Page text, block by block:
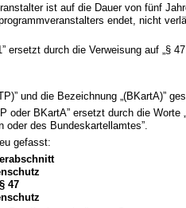
ist auf die Dauer von fünf
endet, nicht
ersetzt durch die Verweisung auf „§
und die Bezeichnung „(BKartA)”
oder BKartA” ersetzt durch die Worte
oder des Bundeskartellamtes”.
gefasst:
§ 47